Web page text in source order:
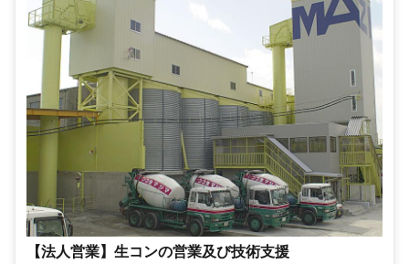
【法人営業】生コンの営業及び技術支援